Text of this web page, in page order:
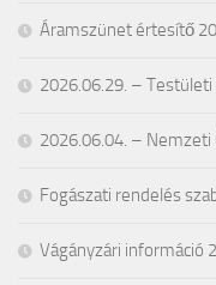
Áramszünet értesítő
2026.06.29. –
2026.06.04. –
Fogászati rendelés
Vágányzári információ